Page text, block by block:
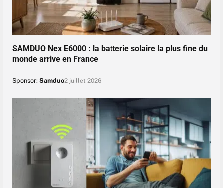
SAMDUO Nex E6000 : la batterie solaire la plus fine du
monde arrive en France
Sponsor: Samduo2 juillet 2026